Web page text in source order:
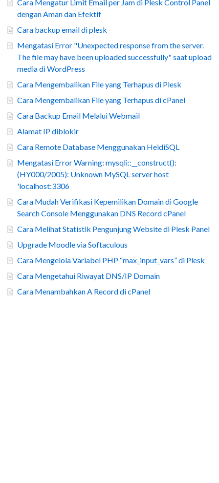
Cara Mengatur Limit Email per Jam di Plesk Control Panel
dengan Aman dan Efektif
Cara backup email di plesk
Mengatasi Error "Unexpected response from the server.
The file may have been uploaded successfully" saat upload
media di WordPress
Cara Mengembalikan File yang Terhapus di Plesk
Cara Mengembalikan File yang Terhapus di cPanel
Cara Backup Email Melalui Webmail
Alamat IP diblokir
Cara Remote Database Menggunakan HeidiSQL
Mengatasi Error Warning: mysqli::__construct():
(HY000/2005): Unknown MySQL server host
'localhost:3306
Cara Mudah Verifikasi Kepemilikan Domain di Google
Search Console Menggunakan DNS Record cPanel
Cara Melihat Statistik Pengunjung Website di Plesk Panel
Upgrade Moodle via Softaculous
Cara Mengelola Variabel PHP “max_input_vars” di Plesk
Cara Mengetahui Riwayat DNS/IP Domain
Cara Menambahkan A Record di cPanel